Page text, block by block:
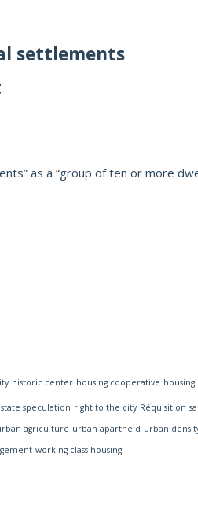
settlements
as a “group of ten or more
historic center housing cooperative
speculation right to the city Réquisition
agriculture urban apartheid urban
working-class housing